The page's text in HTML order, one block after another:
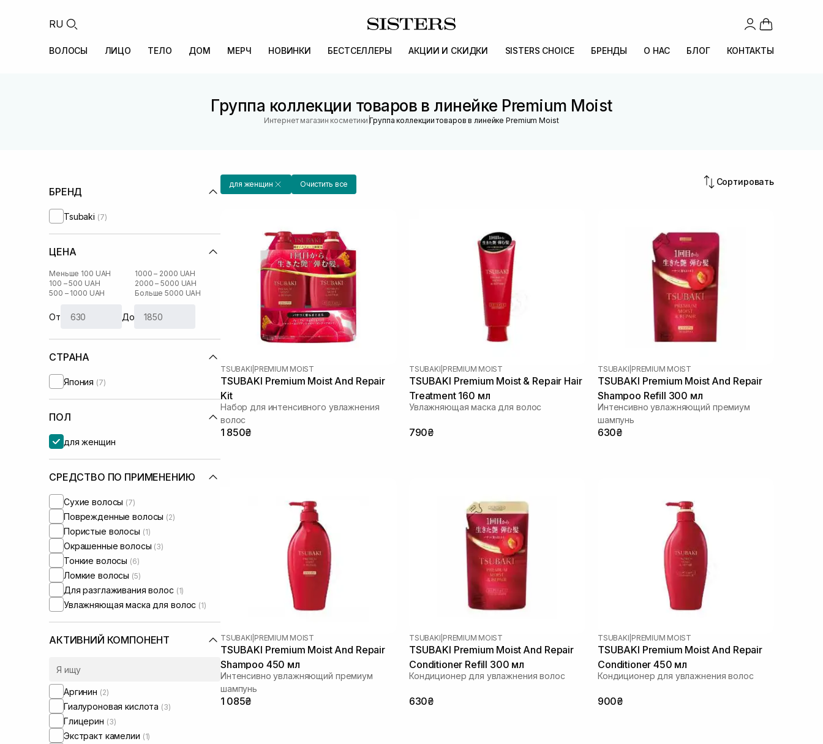
RU
ВОЛОСЫ ЛИЦО ТЕЛО ДОМ МЕРЧ НОВИНКИ БЕСТСЕЛЛЕРЫ АКЦИИ И СКИДКИ SISTERS CHOICE БРЕНДЫ О НАС БЛОГ КОНТАКТЫ
Группа коллекции товаров в линейке Premium Moist
Интернет магазин косметики |Группа коллекции товаров в линейке Premium Moist
БРЕНД
Tsubaki (7)
ЦЕНА
Меньше 100 UAH
100 – 500 UAH
500 – 1000 UAH
1000 – 2000 UAH
2000 – 5000 UAH
Больше 5000 UAH
От До
СТРАНА
Япония (7)
ПОЛ
для женщин
СРЕДСТВО ПО ПРИМЕНЕНИЮ
Сухие волосы (7)
Поврежденные волосы (2)
Пористые волосы (1)
Окрашенные волосы (3)
Тонкие волосы (6)
Ломкие волосы (5)
Для разглаживания волос (1)
Увлажняющая маска для волос (1)
АКТИВНИЙ КОМПОНЕНТ
Аргинин (2)
Гиалуроновая кислота (3)
Глицерин (3)
Экстракт камелии (1)
для женщин Очистить все Сортировать
TSUBAKI PREMIUM MOIST
TSUBAKI Premium Moist And Repair
Kit
Набор для интенсивного увлажнения
волос
1 850₴
TSUBAKI PREMIUM MOIST
TSUBAKI Premium Moist & Repair Hair
Treatment 160 мл
Увлажняющая маска для волос
790₴
TSUBAKI PREMIUM MOIST
TSUBAKI Premium Moist And Repair
Shampoo Refill 300 мл
Интенсивно увлажняющий премиум
шампунь
630₴
TSUBAKI PREMIUM MOIST
TSUBAKI Premium Moist And Repair
Shampoo 450 мл
Интенсивно увлажняющий премиум
шампунь
1 085₴
TSUBAKI PREMIUM MOIST
TSUBAKI Premium Moist And Repair
Conditioner Refill 300 мл
Кондиционер для увлажнения волос
630₴
TSUBAKI PREMIUM MOIST
TSUBAKI Premium Moist And Repair
Conditioner 450 мл
Кондиционер для увлажнения волос
900₴